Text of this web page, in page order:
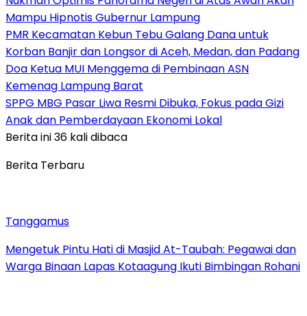
Mampu Hipnotis Gubernur Lampung
PMR Kecamatan Kebun Tebu Galang Dana untuk
Korban Banjir dan Longsor di Aceh, Medan, dan Padang
Doa Ketua MUI Menggema di Pembinaan ASN
Kemenag Lampung Barat
SPPG MBG Pasar Liwa Resmi Dibuka, Fokus pada Gizi
Anak dan Pemberdayaan Ekonomi Lokal
Berita ini 36 kali dibaca
Berita Terbaru
Tanggamus
Mengetuk Pintu Hati di Masjid At-Taubah: Pegawai dan
Warga Binaan Lapas Kotaagung Ikuti Bimbingan Rohani